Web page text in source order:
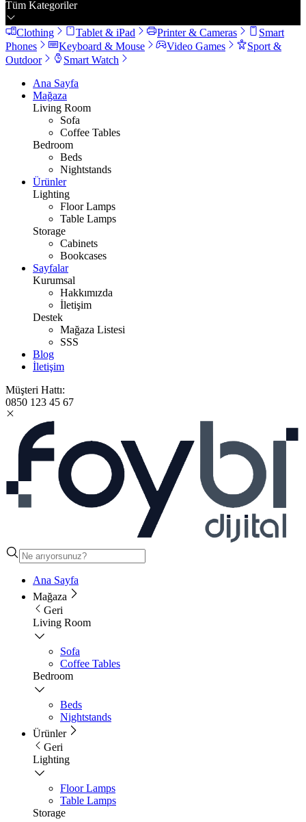
Tüm Kategoriler
Clothing Tablet & iPad Printer & Cameras
Smart
Phones
Keyboard & Mouse Video Games
Sport &
Outdoor
Smart Watch
Ana Sayfa
Mağaza
Living Room
Sofa
Coffee Tables
Bedroom
Beds
Nightstands
Ürünler
Lighting
Floor Lamps
Table Lamps
Storage
Cabinets
Bookcases
Sayfalar
Kurumsal
Hakkımızda
İletişim
Destek
Mağaza Listesi
SSS
Blog
İletişim
Müşteri Hattı:
0850 123 45 67
Ana Sayfa
Mağaza
Geri
Living Room
Sofa
Coffee Tables
Bedroom
Beds
Nightstands
Ürünler
Geri
Lighting
Floor Lamps
Table Lamps
Storage